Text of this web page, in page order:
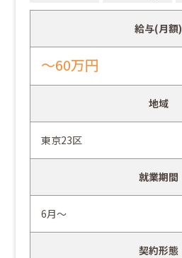
給与(月額)
～60万円
地域
東京23区
就業期間
6月～
契約形態